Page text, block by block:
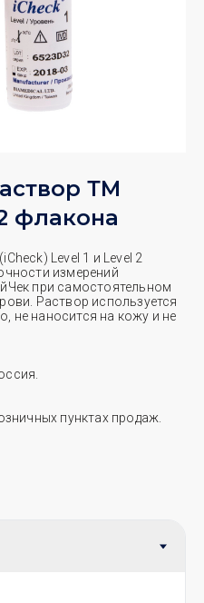
ТМ
флакона
Level 1 и Level 2
измерений
при самостоятельном
Раствор используется
не наносится на кожу и не
пунктах продаж.